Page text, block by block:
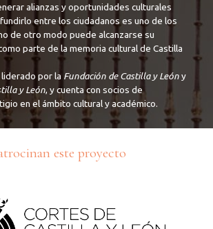
alianzas y oportunidades culturales
entre los ciudadanos es uno de los
de otro modo puede alcanzarse su
parte de la memoria cultural de Castilla
por la Fundación de Castilla y Leóny
y León, y cuenta con socios de
en el ámbito cultural y académico.
este proyecto